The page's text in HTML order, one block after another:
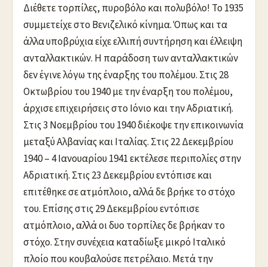
Διέθετε τορπίλες, πυροβόλο και πολυβόλο! Το 1935
συμμετείχε στο Βενιζελικό κίνημα. Όπως και τα
άλλα υποβρύχια είχε ελλιπή συντήρηση και έλλειψη
ανταλλακτικών. Η παράδοση των ανταλλακτικών
δεν έγινε λόγω της έναρξης του πολέμου. Στις 28
Οκτωβρίου του 1940 με την έναρξη του πολέμου,
άρχισε επιχειρήσεις στο Ιόνιο και την Αδριατική.
Στις 3 Νοεμβρίου του 1940 διέκοψε την επικοινωνία
μεταξύ Αλβανίας και Ιταλίας. Στις 22 Δεκεμβρίου
1940 – 4 Ιανουαρίου 1941 εκτέλεσε περιπολίες στην
Αδριατική. Στις 23 Δεκεμβρίου εντόπισε και
επιτέθηκε σε ατμόπλοιο, αλλά δε βρήκε το στόχο
του. Επίσης στις 29 Δεκεμβρίου εντόπισε
ατμόπλοιο, αλλά οι δυο τορπίλες δε βρήκαν το
στόχο. Στην συνέχεια καταδίωξε μικρό Ιταλικό
πλοίο που κουβαλούσε πετρέλαιο. Μετά την